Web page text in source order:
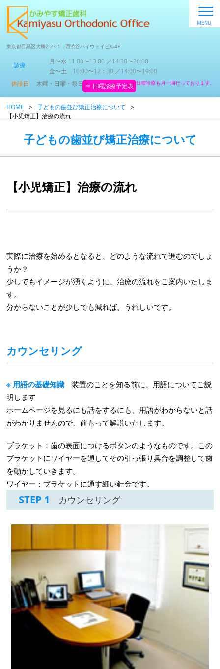
東京都目黒区大橋2-23-1 西渋谷ハイウェイビル4F
診療
月〜水 11:00〜13:00 ／14:30〜20:00
金〜土 10:00〜12：30 ／14:00〜19:00
休診日
木曜・日曜・祭日 ⇒ 日曜診療予定表 日曜診療も月一回行っております。
HOME > 子どもの歯並び矯正治療について
>
【小児矯正】治療の流れ
子どもの歯並び矯正治療について
【小児矯正】治療の流れ
実際に治療を始めるとなると、どのような流れで進むのでしょ
うか？
少しでもイメージが湧くように、治療の流れをご案内いたしま
す。
分からないことが少しでも減れば、うれしいです。
カウンセリング
※ 用語の基礎知識 装置のことを知る前に、用語についてご説
明します
ホームページを見るにも話をするにも、用語がわからないと話
がわかりませんので、前もって解説いたします。
ブラケット：歯の表面につけるボタンのようなものです。この
ブラケットにワイヤーを通してその引っ張り具合を調整して歯
を動かしていきます。
ワイヤー：ブラケットに通す細い針金です。
STEP 1 カウンセリング